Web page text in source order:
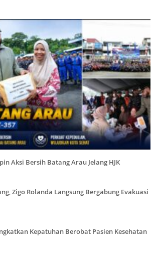
Aksi Bersih Batang Arau Jelang HJK
Zigo Rolanda Langsung Bergabung Evakuasi
Kepatuhan Berobat Pasien Kesehatan